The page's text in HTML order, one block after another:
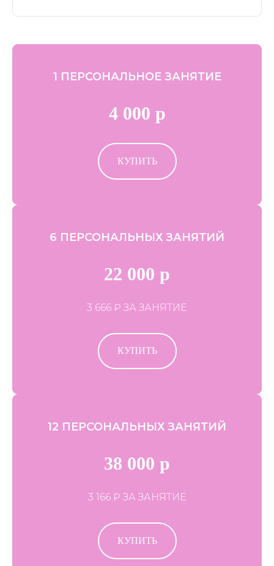
1 ПЕРСОНАЛЬНОЕ ЗАНЯТИЕ
4 000 р
КУПИТЬ
6 ПЕРСОНАЛЬНЫХ ЗАНЯТИЙ
22 000 р
3 666 ₽ ЗА ЗАНЯТИЕ
КУПИТЬ
12 ПЕРСОНАЛЬНЫХ ЗАНЯТИЙ
38 000 р
3 166 ₽ ЗА ЗАНЯТИЕ
КУПИТЬ